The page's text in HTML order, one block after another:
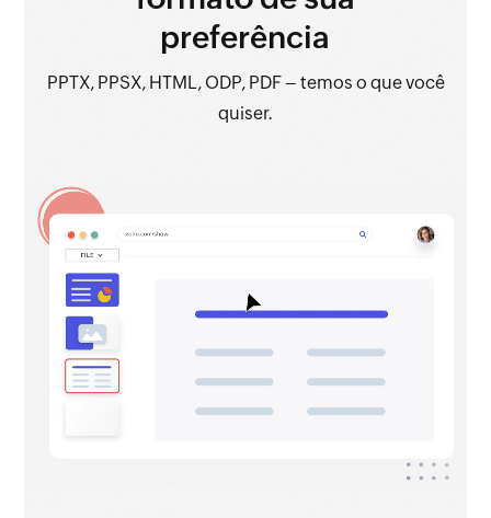
preferência
PPTX, PPSX, HTML, ODP, PDF – temos o que você
quiser.